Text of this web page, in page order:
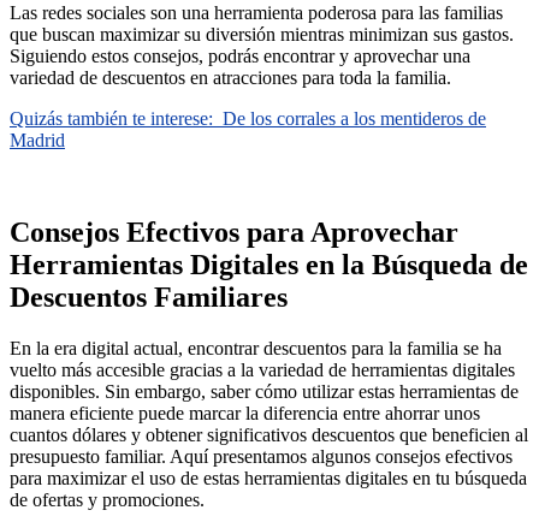
Las redes sociales son una herramienta poderosa para las familias
que buscan maximizar su diversión mientras minimizan sus gastos.
Siguiendo estos consejos, podrás encontrar y aprovechar una
variedad de descuentos en atracciones para toda la familia.
Quizás también te interese: De los corrales a los mentideros de
Madrid
Consejos Efectivos para Aprovechar
Herramientas Digitales en la Búsqueda de
Descuentos Familiares
En la era digital actual, encontrar descuentos para la familia se ha
vuelto más accesible gracias a la variedad de herramientas digitales
disponibles. Sin embargo, saber cómo utilizar estas herramientas de
manera eficiente puede marcar la diferencia entre ahorrar unos
cuantos dólares y obtener significativos descuentos que beneficien al
presupuesto familiar. Aquí presentamos algunos consejos efectivos
para maximizar el uso de estas herramientas digitales en tu búsqueda
de ofertas y promociones.